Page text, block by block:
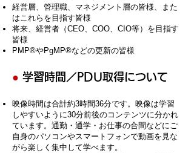
経営層、管理職、マネジメント層の皆様、また
はこれらを目指す皆様
将来、経営者（CEO、COO、CIO等）を目指す
皆様
PMP®やPgMP®などの更新の皆様
● 学習時間／PDU取得について
映像時間は合計約3時間36分です。映像は学習
しやすいように30分前後のコンテンツに分かれ
ています。通勤・通学・お仕事の合間などにご
自身のパソコンやスマートフォンで動画を見な
がら楽しく集中して学べます。